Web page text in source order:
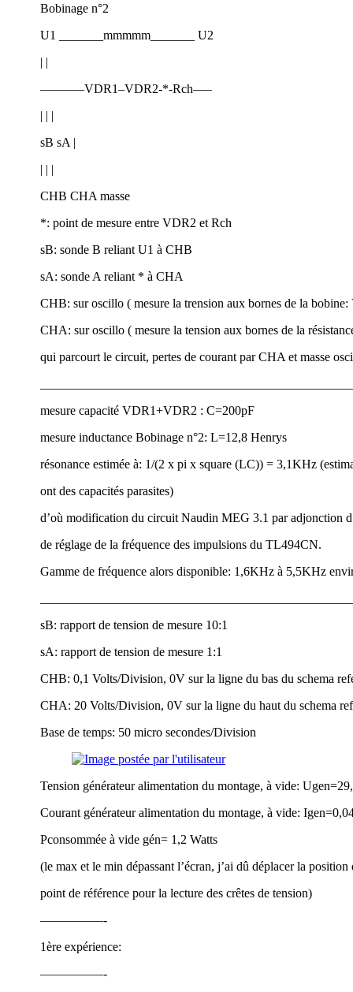
Bobinage n°2
U1 _______mmmmm_______ U2
| |
———–VDR1–VDR2-*-Rch—–
| | |
sB sA |
| | |
CHB CHA masse
*: point de mesure entre VDR2 et Rch
sB: sonde B reliant U1 à CHB
sA: sonde A reliant * à CHA
CHB: sur oscillo ( mesure la trension aux bornes de la
CHA: sur oscillo ( mesure la tension aux bornes de la
qui parcourt le circuit, pertes de courant par CHA et masse
mesure capacité VDR1+VDR2 : C=200pF
mesure inductance Bobinage n°2: L=12,8 Henrys
résonance estimée à: 1/(2 x pi x square (LC)) = 3,1KHz
ont des capacités parasites)
d’où modification du circuit Naudin MEG 3.1 par adjonction
de réglage de la fréquence des impulsions du TL494CN.
Gamme de fréquence alors disponible: 1,6KHz à 5,5KHz
sB: rapport de tension de mesure 10:1
sA: rapport de tension de mesure 1:1
CHB: 0,1 Volts/Division, 0V sur la ligne du bas du schema
CHA: 20 Volts/Division, 0V sur la ligne du haut du schema
Base de temps: 50 micro secondes/Division
Tension générateur alimentation du montage, à vide:
Courant générateur alimentation du montage, à vide:
Pconsommée à vide gén= 1,2 Watts
(le max et le min dépassant l’écran, j’ai dû déplacer la
point de référence pour la lecture des crêtes de tension)
—————-
1ère expérience:
—————-